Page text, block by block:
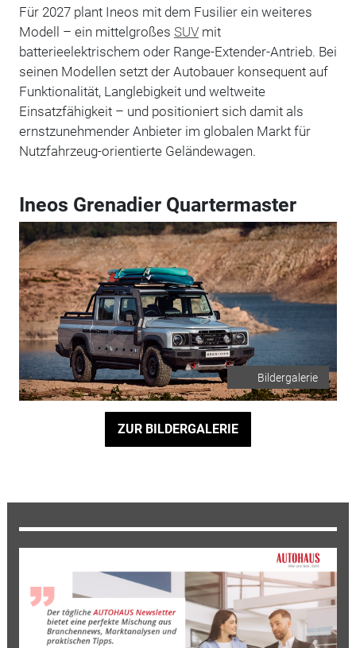
Für 2027 plant Ineos mit dem Fusilier ein weiteres
Modell – ein mittelgroßes SUVmit
batterieelektrischem oder Range-Extender-Antrieb. Bei
seinen Modellen setzt der Autobauer konsequent auf
Funktionalität, Langlebigkeit und weltweite
Einsatzfähigkeit – und positioniert sich damit als
ernstzunehmender Anbieter im globalen Markt für
Nutzfahrzeug-orientierte Geländewagen.
Ineos Grenadier Quartermaster
Bildergalerie
ZUR BILDERGALERIE